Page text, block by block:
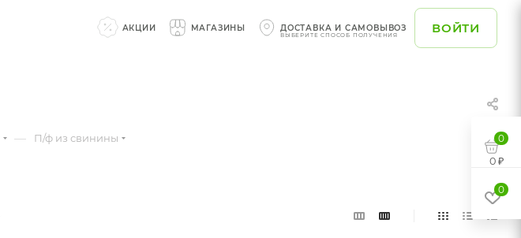
ВОЙТИ
ДОСТАВКА И САМОВЫВОЗ
ВЫБЕРИТЕ СПОСОБ ПОЛУЧЕНИЯ
МАГАЗИНЫ
АКЦИИ
— П/ф из свинины
0
0 ₽
0